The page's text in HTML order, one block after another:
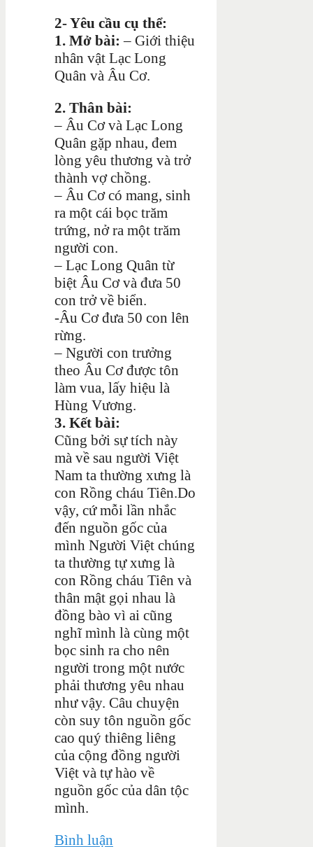
2- Yêu cầu cụ thể:
1. Mở bài: – Giới thiệu
nhân vật Lạc Long
Quân và Âu Cơ.
2. Thân bài:
– Âu Cơ và Lạc Long
Quân gặp nhau, đem
lòng yêu thương và trở
thành vợ chồng.
– Âu Cơ có mang, sinh
ra một cái bọc trăm
trứng, nở ra một trăm
người con.
– Lạc Long Quân từ
biệt Âu Cơ và đưa 50
con trở về biển.
-Âu Cơ đưa 50 con lên
rừng.
– Người con trưởng
theo Âu Cơ được tôn
làm vua, lấy hiệu là
Hùng Vương.
3. Kết bài:
Cũng bởi sự tích này
mà về sau người Việt
Nam ta thường xưng là
con Rồng cháu Tiên.Do
vậy, cứ mỗi lần nhắc
đến nguồn gốc của
mình Người Việt chúng
ta thường tự xưng là
con Rồng cháu Tiên và
thân mật gọi nhau là
đồng bào vì ai cũng
nghĩ mình là cùng một
bọc sinh ra cho nên
người trong một nước
phải thương yêu nhau
như vậy. Câu chuyện
còn suy tôn nguồn gốc
cao quý thiêng liêng
của cộng đồng người
Việt và tự hào về
nguồn gốc của dân tộc
mình.
Bình luận